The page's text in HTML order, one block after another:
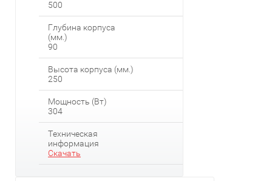
500
Глубина корпуса
(мм.)
90
Высота корпуса (мм.)
250
Мощность (Вт)
304
Техническая
информация
Скачать